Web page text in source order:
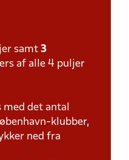
samt 3
af alle 4 puljer
det antal
klubber,
ned fra